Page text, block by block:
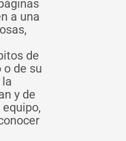
a una
de
o de su
y de